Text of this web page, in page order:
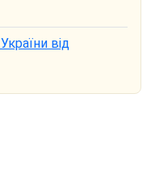
від